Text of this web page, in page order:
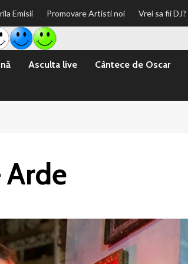
Emisii Promovare Artisti noi Vrei sa fii DJ?
Asculta live Cântece de Oscar